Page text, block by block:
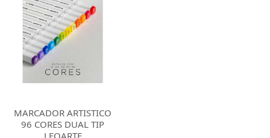
MARCADOR ARTISTICO
96 CORES DUAL TIP
LEOARTE